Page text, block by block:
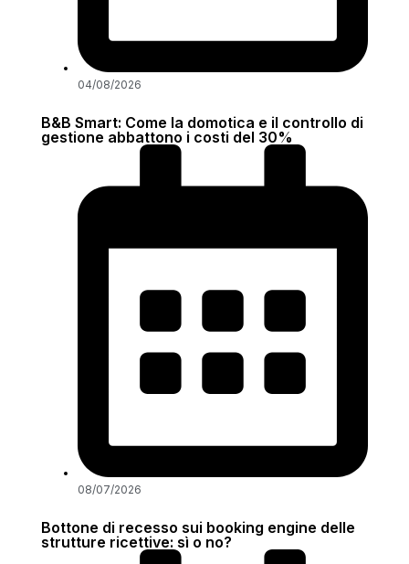
04/08/2026
B&B Smart: Come la domotica e il controllo di
gestione abbattono i costi del 30%
08/07/2026
Bottone di recesso sui booking engine delle
strutture ricettive: sì o no?